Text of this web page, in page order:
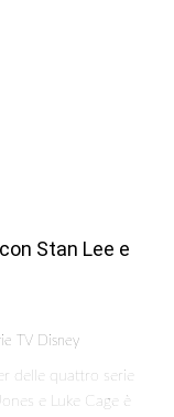
Stan Lee e
TV Disney
delle quattro serie
e Luke Cage è